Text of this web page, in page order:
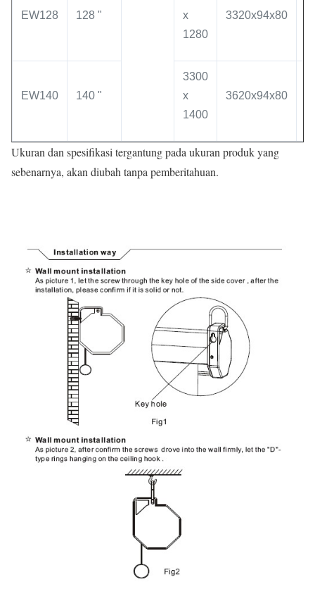
EW128 128 "
x
1280
3320x94x80
EW140 140 "
3300
x
1400
3620x94x80
Ukuran dan spesifikasi tergantung pada ukuran produk yang
sebenarnya, akan diubah tanpa pemberitahuan.